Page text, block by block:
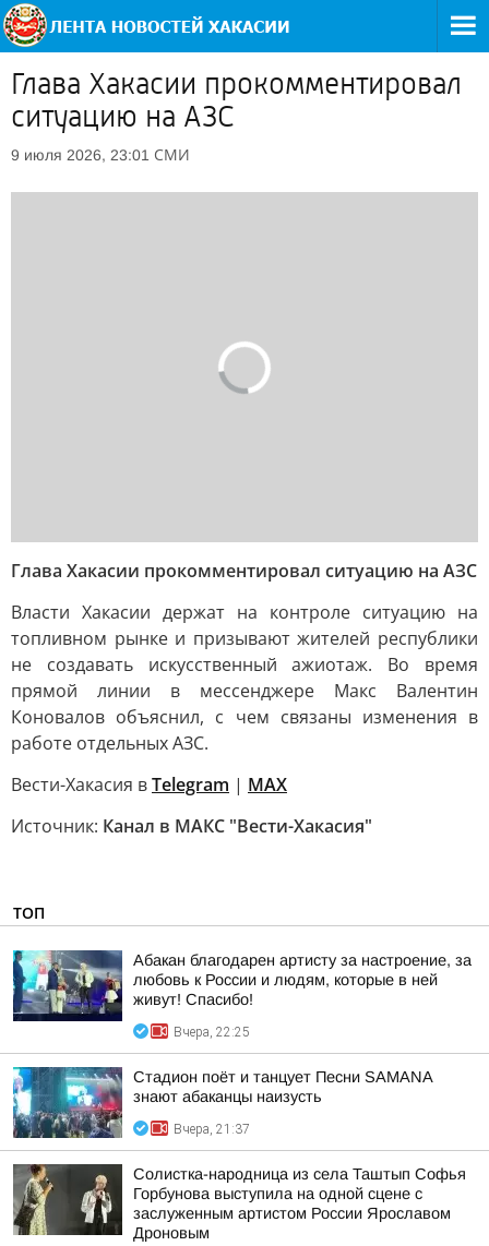
Глава Хакасии прокомментировал
ситуацию на АЗС
9 июля 2026, 23:01 СМИ
Глава Хакасии прокомментировал ситуацию на АЗС
Власти Хакасии держат на контроле ситуацию на
топливном рынке и призывают жителей республики
не создавать искусственный ажиотаж. Во время
прямой линии в мессенджере Макс Валентин
Коновалов объяснил, с чем связаны изменения в
работе отдельных АЗС.
Вести-Хакасия вTelegram | MAX
Источник: Канал в МАКС "Вести-Хакасия"
ТОП
Абакан благодарен артисту за настроение, за
любовь к России и людям, которые в ней
живут! Спасибо!
Вчера, 22:25
Стадион поёт и танцует Песни SAMANA
знают абаканцы наизусть
Вчера, 21:37
Солистка-народница из села Таштып Софья
Горбунова выступила на одной сцене с
заслуженным артистом России Ярославом
Дроновым